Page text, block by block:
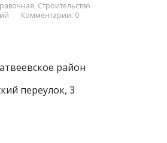
, Строительство
Комментарии: 0
район
переулок, 3